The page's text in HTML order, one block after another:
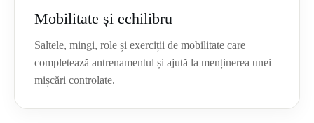
Mobilitate și echilibru
Saltele, mingi, role și exerciții de mobilitate care
completează antrenamentul și ajută la menținerea unei
mișcări controlate.